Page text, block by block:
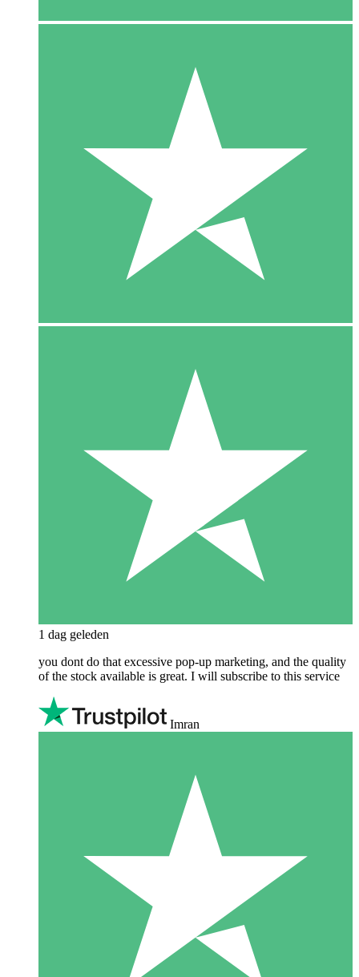
1 dag geleden
you dont do that excessive pop-up marketing, and the quality
of the stock available is great. I will subscribe to this service
Imran